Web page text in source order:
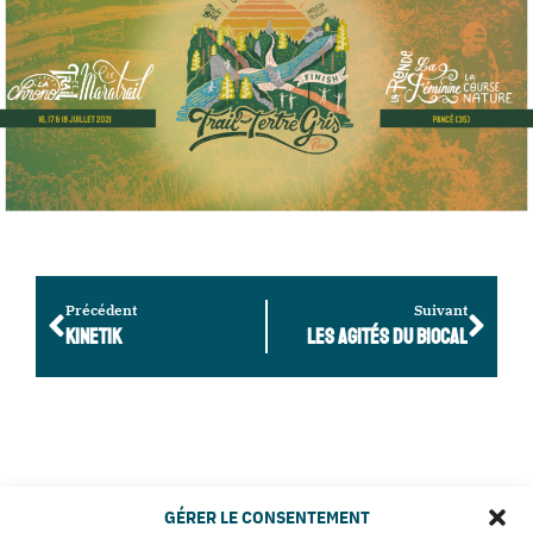
GÉRER LE CONSENTEMENT
Précédent
KINETIK
Suivant
LES AGITÉS DU BIOCAL